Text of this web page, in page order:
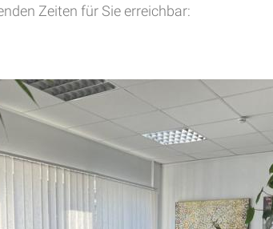
Zeiten für Sie erreichbar: